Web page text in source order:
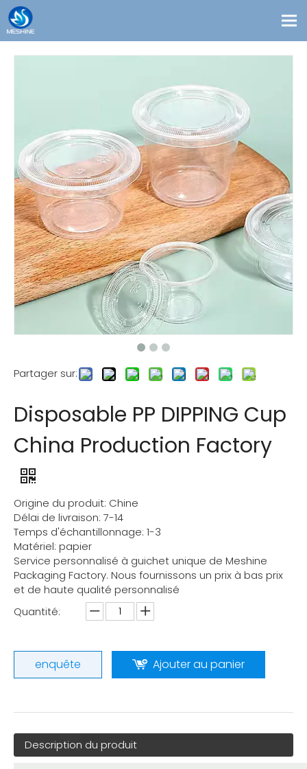
Produits
Contact
Blogs
À propos de nous
Partager sur:
Disposable PP DIPPING Cup
China Production Factory
Origine du produit: Chine
Délai de livraison: 7-14
Temps d'échantillonnage: 1-3
Matériel: papier
Service personnalisé à guichet unique de Meshine
Packaging Factory. Nous fournissons un prix à bas prix
et de haute qualité personnalisé
Quantité:
enquête Ajouter au panier
Description du produit